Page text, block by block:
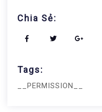
Chia Sẻ:
Tags:
__PERMISSION__